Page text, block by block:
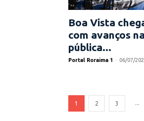
Boa Vista
com avanços
pública...
Portal Roraima 1 - 06/07/
1 2 3 ...